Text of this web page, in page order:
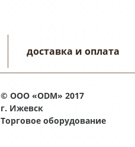
доставка и оплата
© ООО «ODM» 2017
г. Ижевск
Торговое оборудование